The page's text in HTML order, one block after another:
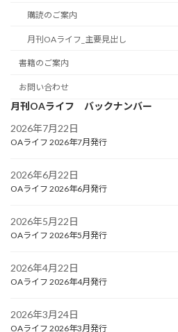
購読のご案内
月刊OAライフ_主要見出し
書籍のご案内
お問い合わせ
月刊OAライフ バックナンバー
2026年7月22日
OAライフ 2026年7月発行
2026年6月22日
OAライフ 2026年6月発行
2026年5月22日
OAライフ 2026年5月発行
2026年4月22日
OAライフ 2026年4月発行
2026年3月24日
OAライフ 2026年3月発行